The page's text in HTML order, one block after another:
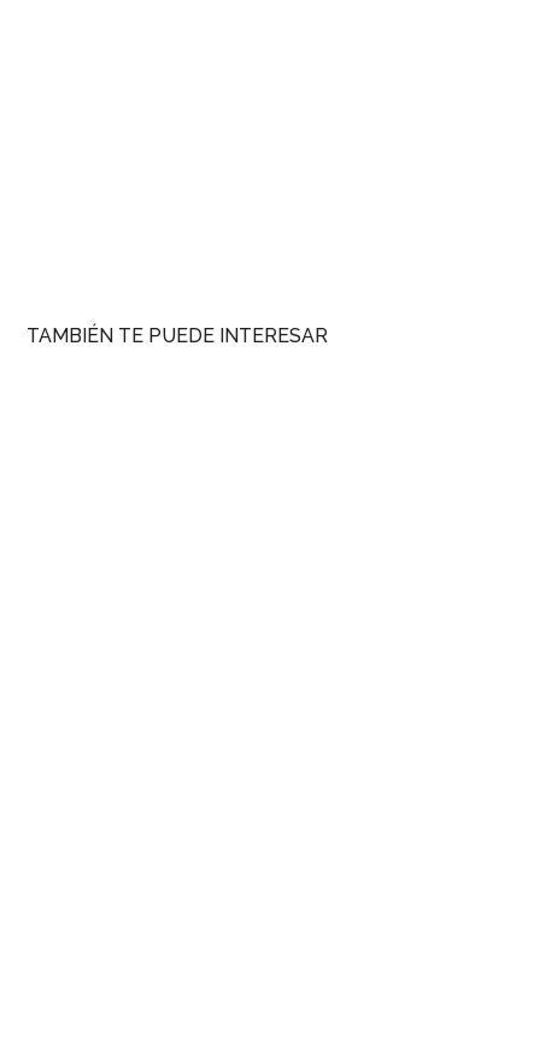
TAMBIÉN TE PUEDE INTERESAR